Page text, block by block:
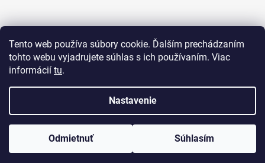
Tento web používa súbory cookie. Ďalším prechádzaním
tohto webu vyjadrujete súhlas s ich používaním. Viac
informácií tu.
Nastavenie
Odmietnuť Súhlasím
Vytvoril Shoptet
Copyright 2026Darčeky a kvety Jasmine. Všetky práva
vyhradené.